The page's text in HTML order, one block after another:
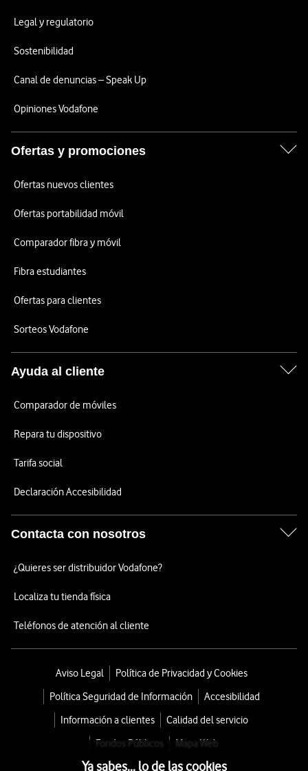
Legal y regulatorio
Sostenibilidad
Canal de denuncias – Speak Up
Opiniones Vodafone
Ofertas y promociones
Ofertas nuevos clientes
Ofertas portabilidad móvil
Comparador fibra y móvil
Fibra estudiantes
Ofertas para clientes
Sorteos Vodafone
Ayuda al cliente
Comparador de móviles
Repara tu dispositivo
Tarifa social
Declaración Accesibilidad
Contacta con nosotros
¿Quieres ser distribuidor Vodafone?
Localiza tu tienda física
Teléfonos de atención al cliente
Aviso Legal
Política de Privacidad y Cookies
Política Seguridad de Información
Accesibilidad
Información a clientes
Calidad del servicio
Fondos Públicos
Mapa Web
Ya sabes... lo de las cookies